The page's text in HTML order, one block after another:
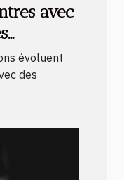
avec
?
évoluent
des